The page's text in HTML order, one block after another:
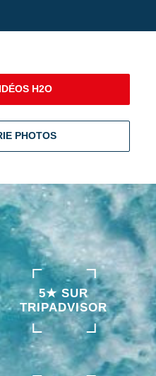
H2O
PHOTOS
5★ SUR
TRIPADVISOR